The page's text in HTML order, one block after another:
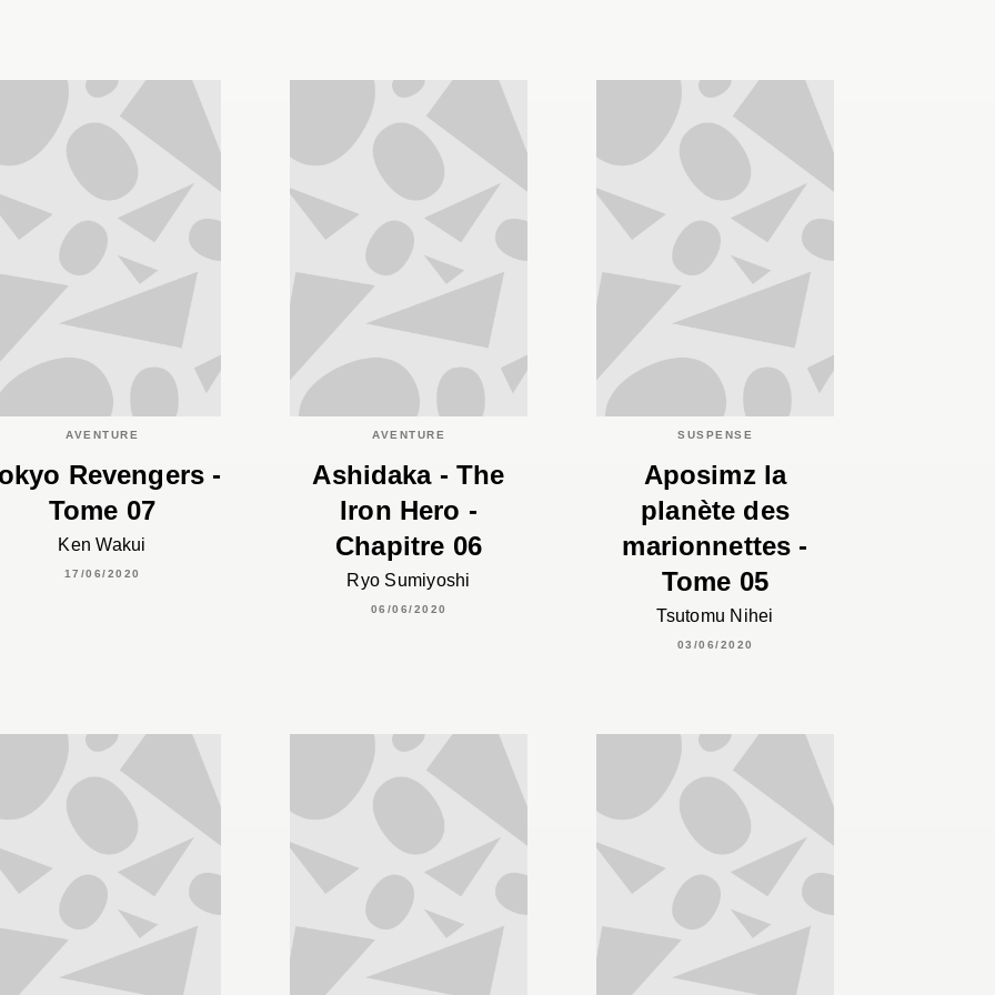
AVENTURE
Revengers -
Tome 07
Ken Wakui
17/06/2020
AVENTURE
Ashidaka - The
Iron Hero -
Chapitre 06
Ryo Sumiyoshi
06/06/2020
SUSPENSE
Aposimz la
planète des
marionnettes -
Tome 05
Tsutomu Nihei
03/06/2020